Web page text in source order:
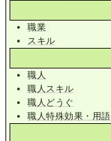
職業
スキル
職人
職人スキル
職人どうぐ
職人特殊効果・用語